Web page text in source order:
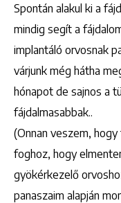
Spontán alakul ki a
mindig segít a
implantáló orvosnak
várjunk még hátha
hónapot de sajnos a
fájdalmasabbak..
(Onnan veszem,
foghoz, hogy
gyökérkezelő
panaszaim alapján